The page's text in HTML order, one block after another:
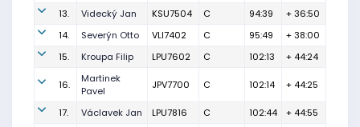
13. Videcký Jan KSU7504 C 94:39
+ 36:50
14.
Severýn Otto VLI7402 C 95:49
+ 38:00
15.
Kroupa Filip LPU7602 C 102:13 + 44:24
16.
Martinek
Pavel
JPV7700 C 102:14 + 44:25
17. Václavek Jan LPU7816 C 102:44
+ 44:55